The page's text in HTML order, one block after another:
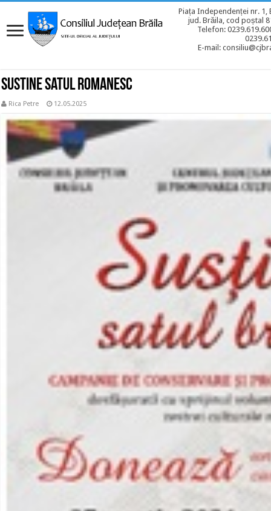
Piața Independenței nr. 1,
jud. Brăila, cod poștal
Telefon:
E-mail:
Sustine satul romanesc
Rica Petre 12.05.2025